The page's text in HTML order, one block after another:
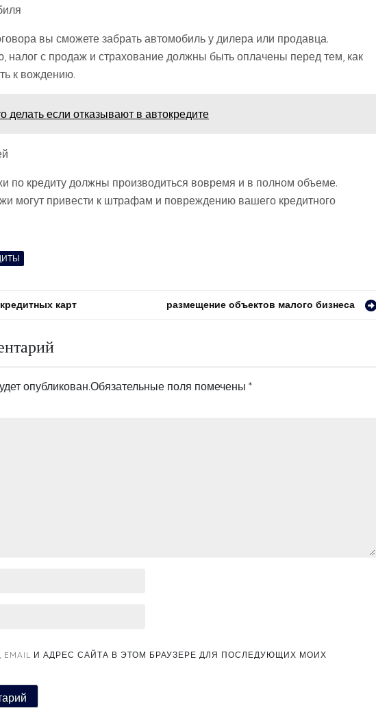
вы сможете забрать автомобиль у дилера или продавца.
налог с продаж и страхование должны быть оплачены перед тем, как
к вождению.
делать если отказывают в автокредите
по кредиту должны производиться вовремя и в полном объеме.
могут привести к штрафам и повреждению вашего кредитного
карт размещение объектов малого бизнеса
опубликован.Обязательные поля помечены *
И АДРЕС САЙТА В ЭТОМ БРАУЗЕРЕ ДЛЯ ПОСЛЕДУЮЩИХ МОИХ